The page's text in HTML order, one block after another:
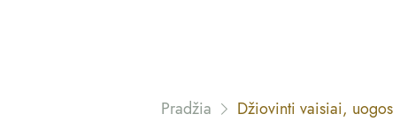
Pradžia Džiovinti vaisiai, uogos